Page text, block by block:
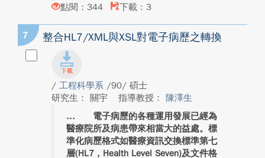
點閱：344
下載：3
7 整合HL7/XML與XSL對電子病歷之轉換
/ 工程科學系 /90/ 碩士
研究生： 關宇
指導教授： 陳澤生
電子病歷的各種運用發展已經為
醫療院所及病患帶來相當大的益處。標
準化病歷格式如醫療資訊交換標準第七
層(HL7 , Health Level Seven)及文件格